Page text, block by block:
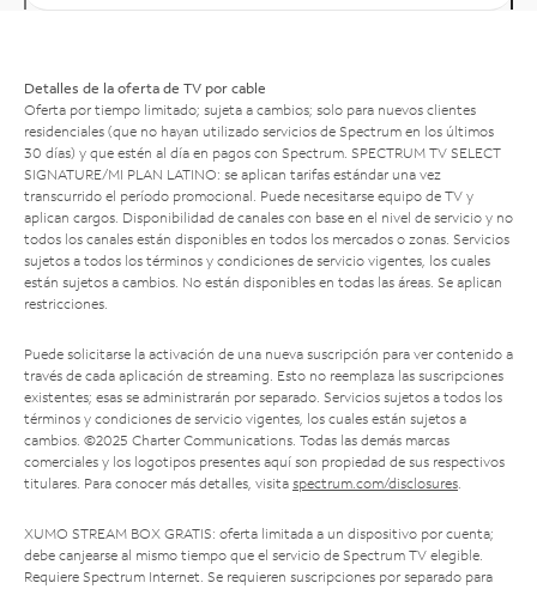
Detalles de la oferta de TV por cable
Oferta por tiempo limitado; sujeta a cambios; solo para nuevos clientes
residenciales (que no hayan utilizado servicios de Spectrum en los últimos
30 días) y que estén al día en pagos con Spectrum. SPECTRUM TV SELECT
SIGNATURE/MI PLAN LATINO: se aplican tarifas estándar una vez
transcurrido el período promocional. Puede necesitarse equipo de TV y
aplican cargos. Disponibilidad de canales con base en el nivel de servicio y no
todos los canales están disponibles en todos los mercados o zonas. Servicios
sujetos a todos los términos y condiciones de servicio vigentes, los cuales
están sujetos a cambios. No están disponibles en todas las áreas. Se aplican
restricciones.
Puede solicitarse la activación de una nueva suscripción para ver contenido a
través de cada aplicación de streaming. Esto no reemplaza las suscripciones
existentes; esas se administrarán por separado. Servicios sujetos a todos los
términos y condiciones de servicio vigentes, los cuales están sujetos a
cambios. ©2025 Charter Communications. Todas las demás marcas
comerciales y los logotipos presentes aquí son propiedad de sus respectivos
titulares. Para conocer más detalles, visita spectrum.com/disclosures.
XUMO STREAM BOX GRATIS: oferta limitada a un dispositivo por cuenta;
debe canjearse al mismo tiempo que el servicio de Spectrum TV elegible.
Requiere Spectrum Internet. Se requieren suscripciones por separado para